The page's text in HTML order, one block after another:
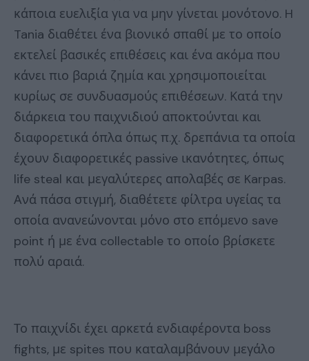
κάποια ευελιξία για να μην γίνεται μονότονο. H
Tania διαθέτει ένα βιονικό σπαθί με το οποίο
εκτελεί βασικές επιθέσεις και ένα ακόμα που
κάνει πιο βαριά ζημία και χρησιμοποιείται
κυρίως σε συνδυασμούς επιθέσεων. Κατά την
διάρκεια του παιχνιδιού αποκτούνται και
διαφορετικά όπλα όπως π.χ. δρεπάνια τα οποία
έχουν διαφορετικές passive ικανότητες, όπως
life steal και μεγαλύτερες απολαβές σε Karpas.
Ανά πάσα στιγμή, διαθέτετε φίλτρα υγείας τα
οποία ανανεώνονται μόνο στο επόμενο save
point ή με ένα collectable το οποίο βρίσκετε
πολύ αραιά.
Το παιχνίδι έχει αρκετά ενδιαφέροντα boss
fights, με spites που καταλαμβάνουν μεγάλο